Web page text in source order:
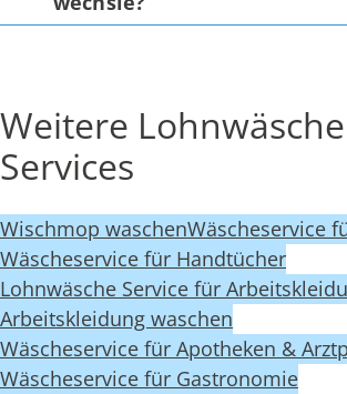
Weitere Lohnwäsche
Services
Wischmop waschenWäscheservice
Wäscheservice für Handtücher
Lohnwäsche Service für
Arbeitskleidung waschen
Wäscheservice für Apotheken &
Wäscheservice für Gastronomie